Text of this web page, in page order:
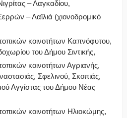
– Λαγκαδίου,
– Λαϊλιά (χιονοδρομικό
κοινοτήτων Καπνόφυτου,
του Δήμου Σιντικής,
κοινοτήτων Αγριανής,
Σφελινού, Σκοπιάς,
Αγγίστας του Δήμου Νέας
κοινοτήτων Ηλιοκώμης,